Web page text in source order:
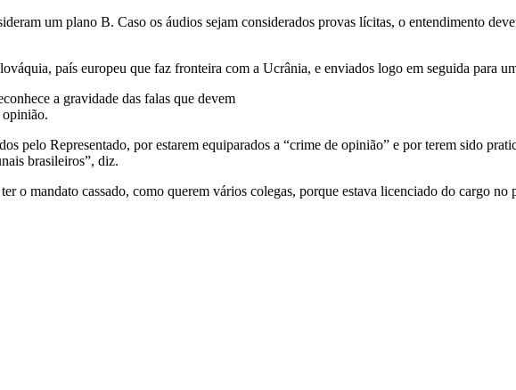
um plano B. Caso os áudios sejam considerados provas lícitas, o entendimento
país europeu que faz fronteira com a Ucrânia, e enviados logo em seguida para
a gravidade das falas que devem
opinião.
pelo Representado, por estarem equiparados a “crime de opinião” e por terem sido
brasileiros”, diz.
o mandato cassado, como querem vários colegas, porque estava licenciado do cargo